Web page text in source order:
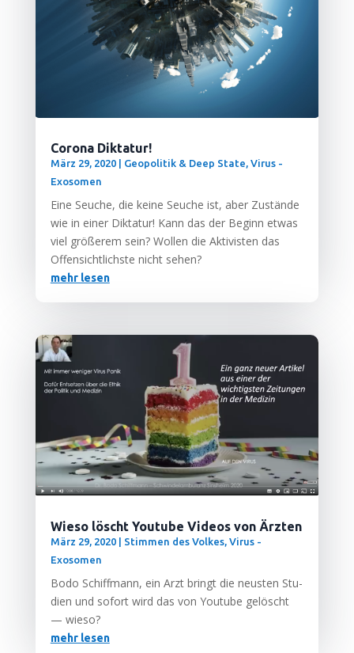
Corona Diktatur!
März 29, 2020| Geopolitik & Deep State, Virus -
Exosomen
Eine Seu­che, die kei­ne Seu­che ist, aber Zustän­de
wie in einer Dik­ta­tur! Kann das der Beginn etwas
viel grö­ße­rem sein? Wol­len die Akti­vis­ten das
Offen­sicht­lichs­te nicht sehen?
mehr lesen
Wieso löscht Youtube Videos von Ärzten
März 29, 2020| Stimmen des Volkes, Virus -
Exosomen
Bodo Schiff­mann, ein Arzt bringt die neus­ten Stu­
di­en und sofort wird das von You­tube gelöscht
— wieso?
mehr lesen